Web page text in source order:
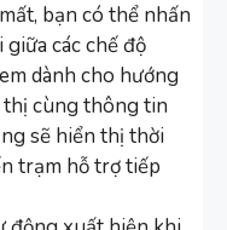
bạn có thể nhấn
các chế độ
dành cho hướng
thị cùng thông tin
sẽ hiển thị thời
trạm hỗ trợ tiếp